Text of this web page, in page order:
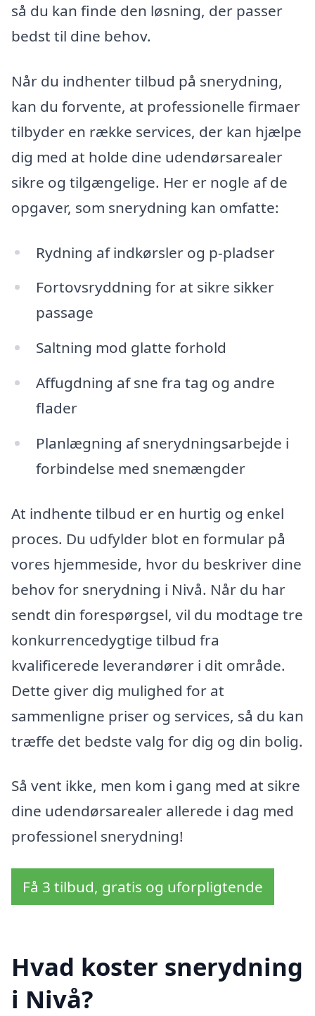
så du kan finde den løsning, der passer
bedst til dine behov.
Når du indhenter tilbud på snerydning,
kan du forvente, at professionelle firmaer
tilbyder en række services, der kan hjælpe
dig med at holde dine udendørsarealer
sikre og tilgængelige. Her er nogle af de
opgaver, som snerydning kan omfatte:
Rydning af indkørsler og p-pladser
Fortovsryddning for at sikre sikker
passage
Saltning mod glatte forhold
Affugdning af sne fra tag og andre
flader
Planlægning af snerydningsarbejde i
forbindelse med snemængder
At indhente tilbud er en hurtig og enkel
proces. Du udfylder blot en formular på
vores hjemmeside, hvor du beskriver dine
behov for snerydning i Nivå. Når du har
sendt din forespørgsel, vil du modtage tre
konkurrencedygtige tilbud fra
kvalificerede leverandører i dit område.
Dette giver dig mulighed for at
sammenligne priser og services, så du kan
træffe det bedste valg for dig og din bolig.
Så vent ikke, men kom i gang med at sikre
dine udendørsarealer allerede i dag med
professionel snerydning!
Få 3 tilbud, gratis og uforpligtende
Hvad koster snerydning
i Nivå?